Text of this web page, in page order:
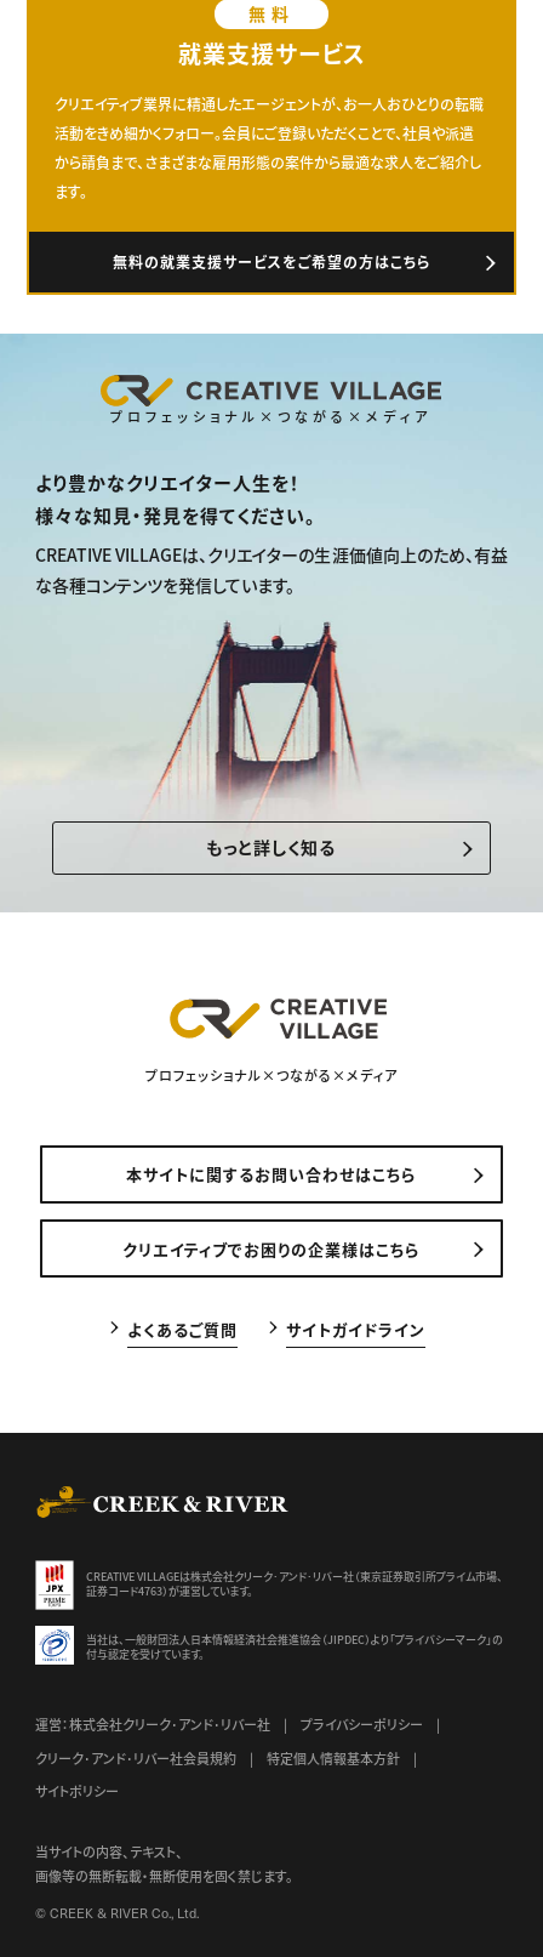
無料
就業支援サービス
クリエイティブ業界に精通したエージェントが、お一人おひとりの転職
活動をきめ細かくフォロー。会員にご登録いただくことで、社員や派遣
から請負まで、さまざまな雇用形態の案件から最適な求人をご紹介し
ます。
無料の就業支援サービスをご希望の方はこちら
プロフェッショナル×つながる×メディア
より豊かなクリエイター人生を！
様々な知見・発見を得てください。
CREATIVE VILLAGEは、クリエイターの生涯価値向上のため、有益
な各種コンテンツを発信しています。
もっと詳しく知る
プロフェッショナル×つながる×メディア
本サイトに関するお問い合わせはこちら
クリエイティブでお困りの企業様はこちら
よくあるご質問 サイトガイドライン
CREATIVE VILLAGEは株式会社クリーク･アンド･リバー社（東京証券取引所プライム市場、
証券コード4763）が運営しています。
当社は、一般財団法人日本情報経済社会推進協会（JIPDEC）より 「プライバシーマーク」の
付与認定を受けています。
運営：株式会社クリーク･アンド･リバー社
プライバシーポリシー
クリーク･アンド･リバー社会員規約
特定個人情報基本方針
サイトポリシー
当サイトの内容、テキスト、
画像等の無断転載・無断使用を固く禁じます。
© CREEK & RIVER Co., Ltd.